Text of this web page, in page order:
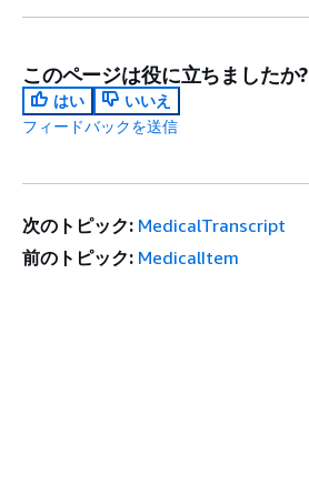
このページは役に立ちましたか?
はい
いいえ
フィードバックを送信
次のトピック: MedicalTranscript
前のトピック: MedicalItem